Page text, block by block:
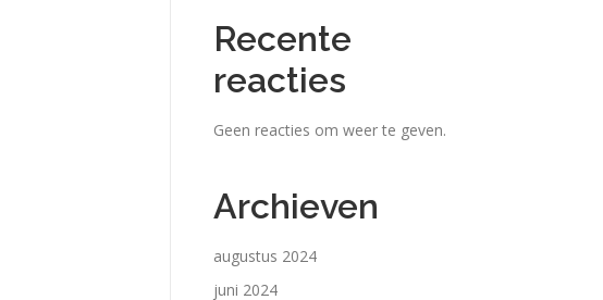
Recente
reacties
Geen reacties om weer te geven.
Archieven
augustus 2024
juni 2024